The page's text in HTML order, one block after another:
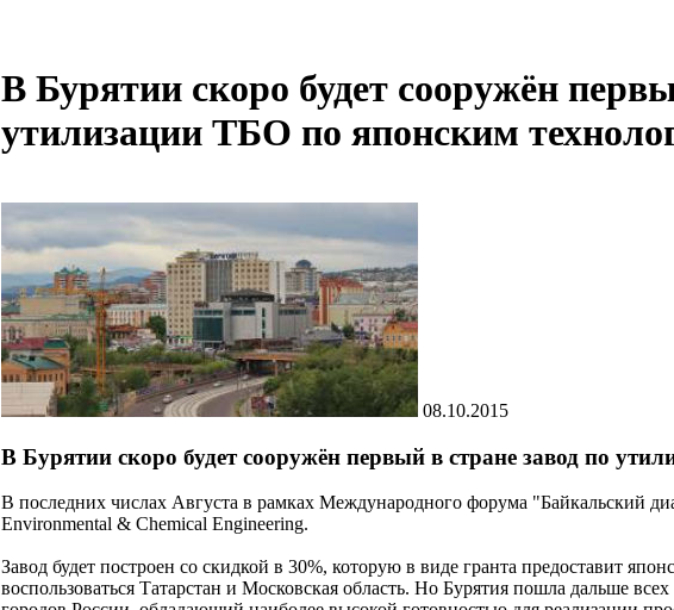
В Бурятии скоро будет сооружён
утилизации ТБО по японским
08.10.2015
В Бурятии скоро будет сооружён первый в стране завод по
В последних числах Августа в рамках Международного форума "Байкальский
Environmental & Chemical Engineering.
Завод будет построен со скидкой в 30%, которую в виде гранта предоставит
воспользоваться Татарстан и Московская область. Но Бурятия пошла дальше